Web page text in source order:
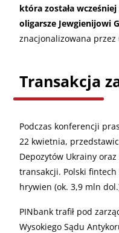
która została
oligarsze Jewgienijowi
znacjonalizowana
Transakcja
Podczas konferencji
22 kwietnia,
Depozytów Ukrainy oraz
transakcji. Polski fintech
hrywien (ok. 3,9 mln
PINbank trafił pod
Wysokiego Sądu